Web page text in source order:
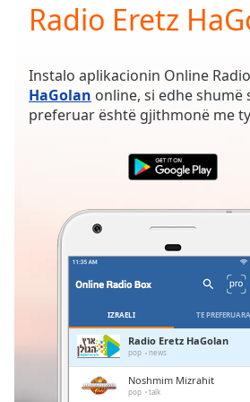
Current
Time0:00
Duration-:-
Loaded:
0.00%
Remaining
Radio Eretz
Instalo aplikacionin Online
HaGolan online, si edhe shumë
preferuar është gjithmonë me
IZRAELI TË
Radio Eretz HaGolan
pop news
Noshmim Mizrahit
pop talk